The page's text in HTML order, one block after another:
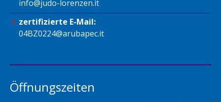
info@judo-lorenzen.it
zertifizierte E-Mail:
04BZ0224@arubapec.it
Öffnungszeiten